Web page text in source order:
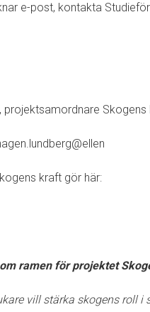
e-post, kontakta
Skogens
kraft gör här:
ramen för projektet
vill stärka skogens roll